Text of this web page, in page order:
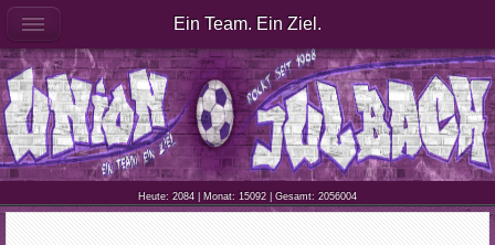
Heute: 2084 | Monat: 15092 | Gesamt: 2056004
Ein Team. Ein Ziel.